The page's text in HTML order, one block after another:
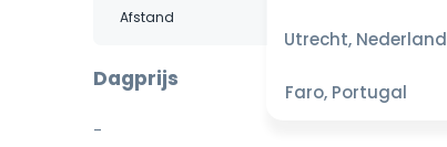
Utrecht, Nederland
Faro, Portugal
Dagprijs
-